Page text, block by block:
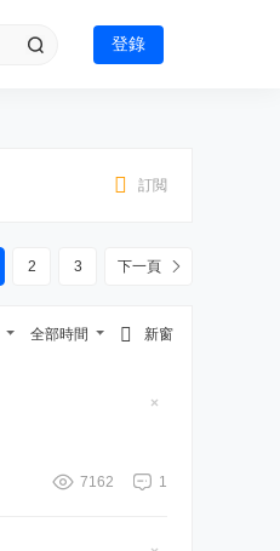
登錄
訂閲
2 3 下一頁
新窗
全部時間
帖1
7162